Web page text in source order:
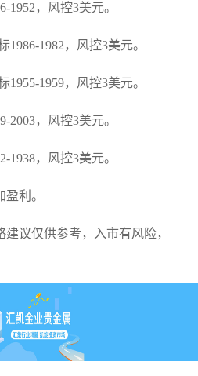
1952，风控3美元。
1986-1982，风控3美元。
1955-1959，风控3美元。
2003，风控3美元。
1938，风控3美元。
利。
议仅供参考，入市有风险，